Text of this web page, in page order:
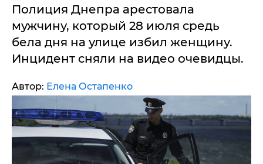
Полиция Днепра арестовала
мужчину, который 28 июля средь
бела дня на улице избил женщину.
Инцидент сняли на видео очевидцы.
Автор: Елена Остапенко